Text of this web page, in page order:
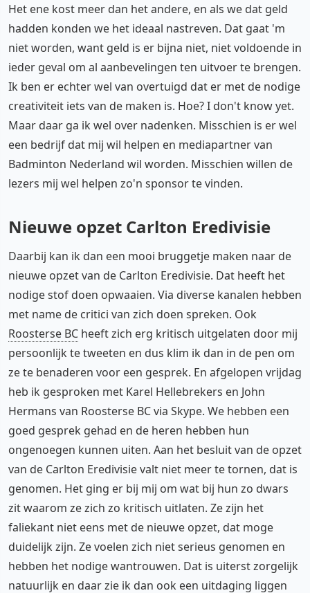
Het ene kost meer dan het andere, en als we dat geld
hadden konden we het ideaal nastreven. Dat gaat 'm
niet worden, want geld is er bijna niet, niet voldoende in
ieder geval om al aanbevelingen ten uitvoer te brengen.
Ik ben er echter wel van overtuigd dat er met de nodige
creativiteit iets van de maken is. Hoe? I don't know yet.
Maar daar ga ik wel over nadenken. Misschien is er wel
een bedrijf dat mij wil helpen en mediapartner van
Badminton Nederland wil worden. Misschien willen de
lezers mij wel helpen zo'n sponsor te vinden.
Nieuwe opzet Carlton Eredivisie
Daarbij kan ik dan een mooi bruggetje maken naar de
nieuwe opzet van de Carlton Eredivisie. Dat heeft het
nodige stof doen opwaaien. Via diverse kanalen hebben
met name de critici van zich doen spreken. Ook
Roosterse BC heeft zich erg kritisch uitgelaten door mij
persoonlijk te tweeten en dus klim ik dan in de pen om
ze te benaderen voor een gesprek. En afgelopen vrijdag
heb ik gesproken met Karel Hellebrekers en John
Hermans van Roosterse BC via Skype. We hebben een
goed gesprek gehad en de heren hebben hun
ongenoegen kunnen uiten. Aan het besluit van de opzet
van de Carlton Eredivisie valt niet meer te tornen, dat is
genomen. Het ging er bij mij om wat bij hun zo dwars
zit waarom ze zich zo kritisch uitlaten. Ze zijn het
faliekant niet eens met de nieuwe opzet, dat moge
duidelijk zijn. Ze voelen zich niet serieus genomen en
hebben het nodige wantrouwen. Dat is uiterst zorgelijk
natuurlijk en daar zie ik dan ook een uitdaging liggen